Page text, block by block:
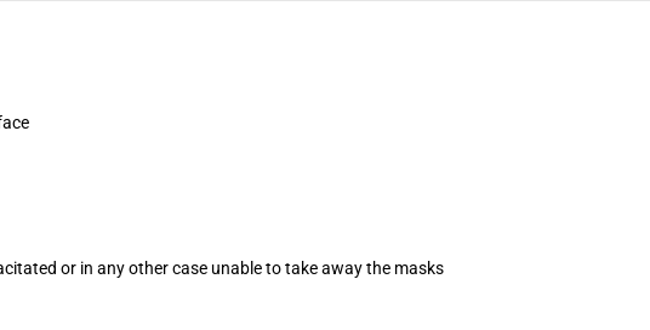
or in any other case unable to take away the masks